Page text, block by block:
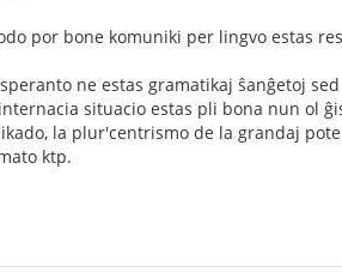
por bone komuniki per lingvo estas
ne estas gramatikaj ŝanĝetoj
situacio estas pli bona nun ol
la plur'centrismo de la grandaj
ktp.